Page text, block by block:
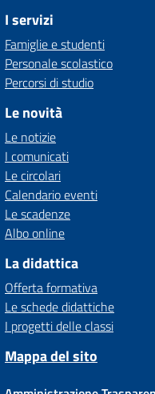
I servizi
Famiglie e studenti
Personale scolastico
Percorsi di studio
Le novità
Le notizie
I comunicati
Le circolari
Calendario eventi
Le scadenze
Albo online
La didattica
Offerta formativa
Le schede didattiche
I progetti delle classi
Mappa del sito